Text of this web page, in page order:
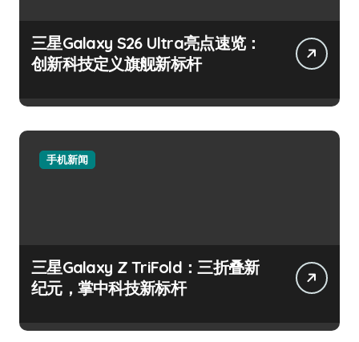
三星Galaxy S26 Ultra亮点速览：
创新科技定义旗舰新标杆
手机新闻
三星Galaxy Z TriFold：三折叠新
纪元，掌中科技新标杆